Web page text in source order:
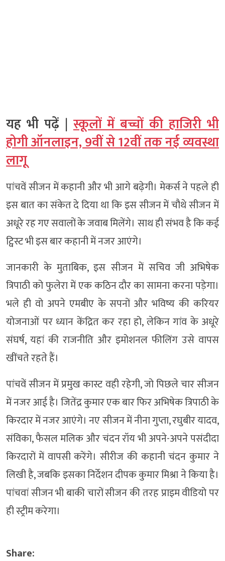
यह भी पढ़ें | स्कूलों में बच्चों की हाजिरी भी
होगी ऑनलाइन, 9वीं से 12वीं तक नई व्यवस्था
लागू
पांचवें सीजन में कहानी और भी आगे बढ़ेगी। मेकर्स ने पहले ही
इस बात का संकेत दे दिया था कि इस सीजन में चौथे सीजन में
अधूरे रह गए सवालों के जवाब मिलेंगे। साथ ही संभव है कि कई
ट्विस्ट भी इस बार कहानी में नजर आएंगे।
जानकारी के मुताबिक, इस सीजन में सचिव जी अभिषेक
त्रिपाठी को फुलेरा में एक कठिन दौर का सामना करना पड़ेगा।
भले ही वो अपने एमबीए के सपनों और भविष्य की करियर
योजनाओं पर ध्यान केंद्रित कर रहा हो, लेकिन गांव के अधूरे
संघर्ष, यहां की राजनीति और इमोशनल फीलिंग उसे वापस
खींचते रहते हैं।
पांचवें सीजन में प्रमुख कास्ट वही रहेगी, जो पिछले चार सीजन
में नजर आई है। जितेंद्र कुमार एक बार फिर अभिषेक त्रिपाठी के
किरदार में नजर आएंगे। नए सीजन में नीना गुप्ता, रघुबीर यादव,
संविका, फैसल मलिक और चंदन रॉय भी अपने-अपने पसंदीदा
किरदारों में वापसी करेंगे। सीरीज की कहानी चंदन कुमार ने
लिखी है, जबकि इसका निर्देशन दीपक कुमार मिश्रा ने किया है।
पांचवां सीजन भी बाकी चारों सीजन की तरह प्राइम वीडियो पर
ही स्ट्रीम करेगा।
Share: